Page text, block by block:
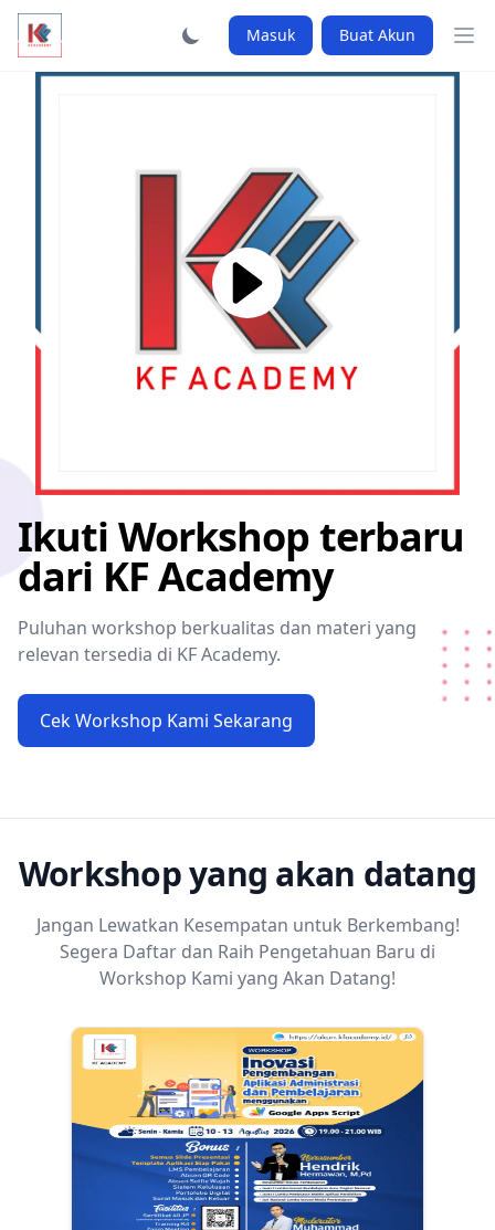
Masuk Buat Akun
Ikuti Workshop terbaru
dari KF Academy
Puluhan workshop berkualitas dan materi yang
relevan tersedia di KF Academy.
Cek Workshop Kami Sekarang
Workshop yang akan datang
Jangan Lewatkan Kesempatan untuk Berkembang!
Segera Daftar dan Raih Pengetahuan Baru di
Workshop Kami yang Akan Datang!